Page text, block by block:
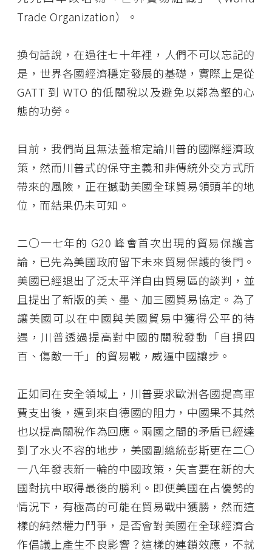
Trade Organization）。
換句話說，在過往七十年裡，人們不可以忘記的
是，世界各國經濟穩定發展的基礎，實際上是從
GATT 到 WTO 的低關稅以及避免以鄰為壑的心
態的功勞。
目前，我們尚且無法蓋棺定論川普的國際經濟政
策，然而川普式的保守主義和非傳統外交方式所
帶來的風險，正在撼動美國全球貿易領頭羊的地
位，而結果仍未可知。
二○一七年的 G20 峰會首次出現的貿易保護言
論，已先為美國政府留下未來貿易保護的後門。
美國已經退出了泛太平洋自由貿易區的談判，並
且提出了新版的美、墨、加三國貿易協定。為了
讓美國可以在中國與美國貿易中獲得公平的待
遇，川普透過提高對中國的關稅發動「自損四
百、傷敵一千」的貿易戰，威逼中國讓步。
正如同在安全領域上，川普要求歐洲各國提高軍
費支出後，遭到來自德國的阻力，中國果不其然
也以提高關稅作為回應。兩國之間的矛盾已經達
到了水火不容的地步，美國副總統彭斯更在二○
一八年發表新一輪的中國政策，矢言要在新的大
國對抗中取得最後的勝利。即便美國在占優勢的
情況下，有極高的可能在貿易戰中獲勝，然而這
樣的純然權力鬥爭，是否會對美國在全球經濟合
作倡議上產生不良影響？這樣的連鎖效應，不就